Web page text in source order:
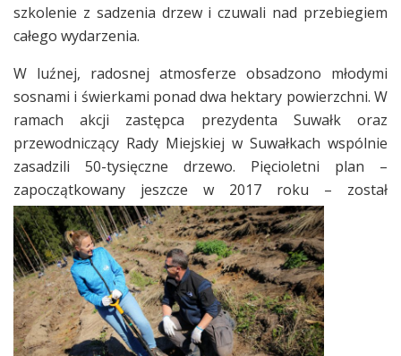
szkolenie z sadzenia drzew i czuwali nad przebiegiem
całego wydarzenia.
W luźnej, radosnej atmosferze obsadzono młodymi
sosnami i świerkami ponad dwa hektary powierzchni. W
ramach akcji zastępca prezydenta Suwałk oraz
przewodniczący Rady Miejskiej w Suwałkach wspólnie
zasadzili 50-tysięczne drzewo. Pięcioletni plan –
zapoczątkowany jeszcze w 2017 roku – został